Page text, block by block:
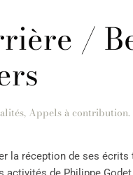
/
, Appels à contribution.
la réception de ses écrits